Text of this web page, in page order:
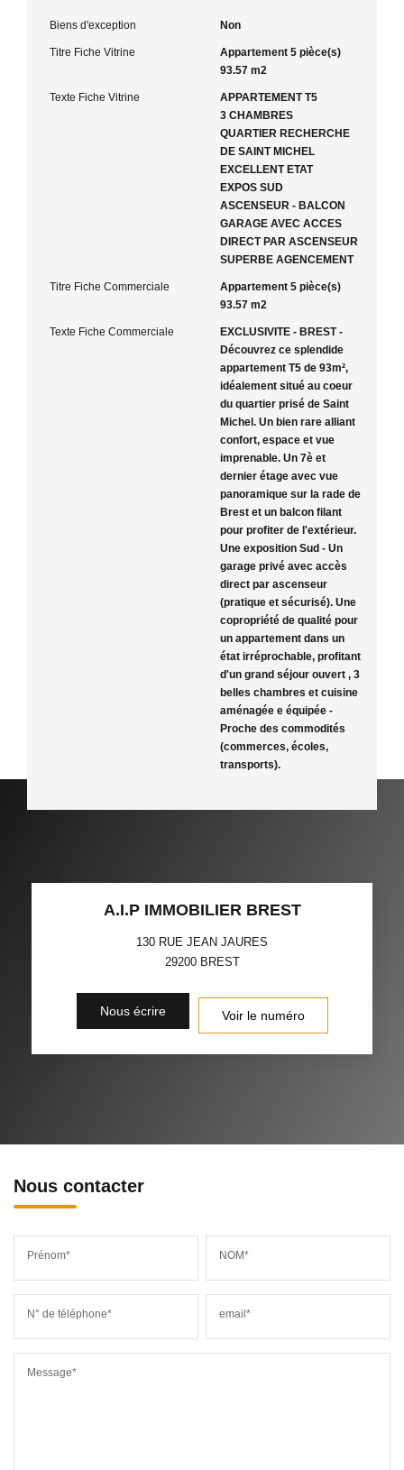
Biens d'exception Non
Titre Fiche Vitrine
Appartement 5 pièce(s)
93.57 m2
Texte Fiche Vitrine
APPARTEMENT T5
3 CHAMBRES
QUARTIER RECHERCHE
DE SAINT MICHEL
EXCELLENT ETAT
EXPOS SUD
ASCENSEUR - BALCON
GARAGE AVEC ACCES
DIRECT PAR ASCENSEUR
SUPERBE AGENCEMENT
Titre Fiche Commerciale
Appartement 5 pièce(s)
93.57 m2
Texte Fiche Commerciale
EXCLUSIVITE - BREST -
Découvrez ce splendide
appartement T5 de 93m²,
idéalement situé au coeur
du quartier prisé de Saint
Michel. Un bien rare alliant
confort, espace et vue
imprenable. Un 7è et
dernier étage avec vue
panoramique sur la rade de
Brest et un balcon filant
pour profiter de l'extérieur.
Une exposition Sud - Un
garage privé avec accès
direct par ascenseur
(pratique et sécurisé). Une
copropriété de qualité pour
un appartement dans un
état irréprochable, profitant
d'un grand séjour ouvert , 3
belles chambres et cuisine
aménagée e équipée -
Proche des commodités
(commerces, écoles,
transports).
A.I.P IMMOBILIER BREST
130 RUE JEAN JAURES
29200 BREST
Nous écrire Voir le numéro
Nous contacter
Prénom* NOM*
N° de téléphone* email*
Message*